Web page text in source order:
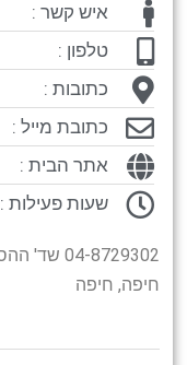
איש קשר :
טלפון :
כתובות :
כתובת מייל :
אתר הבית :
שעות פעילות :
חיפה, חיפה